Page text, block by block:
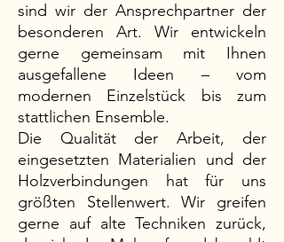
sind wir der Ansprechpartner der
besonderen Art. Wir entwickeln
gerne gemeinsam mit Ihnen
ausgefallene Ideen – vom
modernen Einzelstück bis zum
stattlichen Ensemble.
Die Qualität der Arbeit, der
eingesetzten Materialien und der
Holzverbindungen hat für uns
größten Stellenwert. Wir greifen
gerne auf alte Techniken zurück,